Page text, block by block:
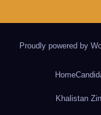
Proudly powered by
Home
Khalistan